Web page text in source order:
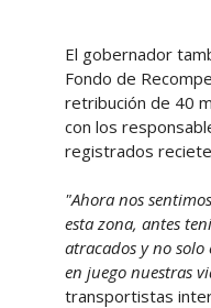
El gobernador
Fondo de
retribución de 40
con los
registrados
"Ahora nos
esta zona, antes
atracados y no
en juego nuestras
transportistas